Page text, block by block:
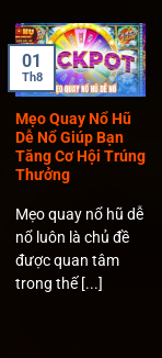
Mẹo Quay Nổ Hũ
Dễ Nổ Giúp Bạn
Tăng Cơ Hội Trúng
Thưởng
Mẹo quay nổ hũ dễ
nổ luôn là chủ đề
được quan tâm
trong thế [...]
01
Th8